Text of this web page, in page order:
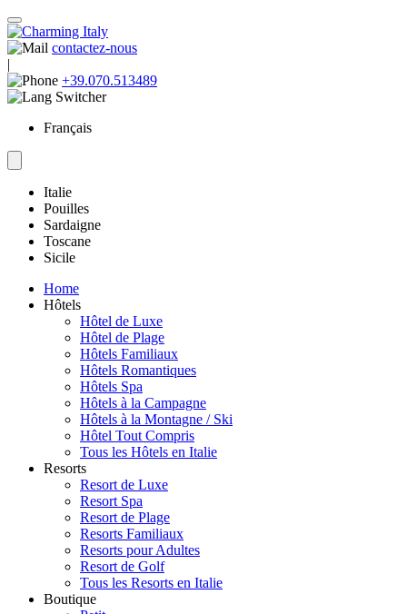
contactez-nous
|
+39.070.513489
Français
Italie
Pouilles
Sardaigne
Toscane
Sicile
Home
Hôtels
Hôtel de Luxe
Hôtel de Plage
Hôtels Familiaux
Hôtels Romantiques
Hôtels Spa
Hôtels à la Campagne
Hôtels à la Montagne / Ski
Hôtel Tout Compris
Tous les Hôtels en Italie
Resorts
Resort de Luxe
Resort Spa
Resort de Plage
Resorts Familiaux
Resorts pour Adultes
Resort de Golf
Tous les Resorts en Italie
Boutique